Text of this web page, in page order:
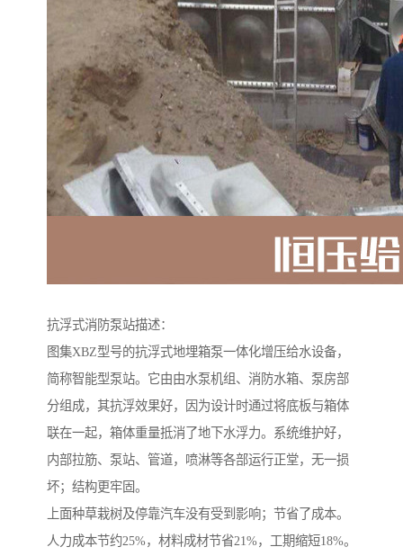
抗浮式消防泵站描述：
图集XBZ型号的抗浮式地埋箱泵一体化增压给水设备，
简称智能型泵站。它由由水泵机组、消防水箱、泵房部
分组成，其抗浮效果好，因为设计时通过将底板与箱体
联在一起，箱体重量抵消了地下水浮力。系统维护好，
内部拉筋、泵站、管道，喷淋等各部运行正堂，无一损
坏；结构更牢固。
上面种草栽树及停靠汽车没有受到影响；节省了成本。
人力成本节约25%，材料成材节省21%，工期缩短18%。